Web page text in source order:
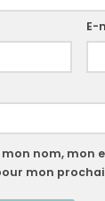
E-
mon nom, mon
mon